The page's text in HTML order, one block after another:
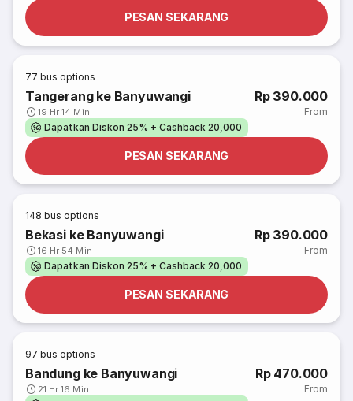
PESAN SEKARANG
77 bus options
Tangerang ke Banyuwangi
19 Hr 14 Min
Rp 390.000
From
Dapatkan Diskon 25% + Cashback 20,000
PESAN SEKARANG
148 bus options
Bekasi ke Banyuwangi
16 Hr 54 Min
Rp 390.000
From
Dapatkan Diskon 25% + Cashback 20,000
PESAN SEKARANG
97 bus options
Bandung ke Banyuwangi
21 Hr 16 Min
Rp 470.000
From